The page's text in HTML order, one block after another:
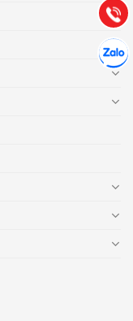
Gọi
Chát